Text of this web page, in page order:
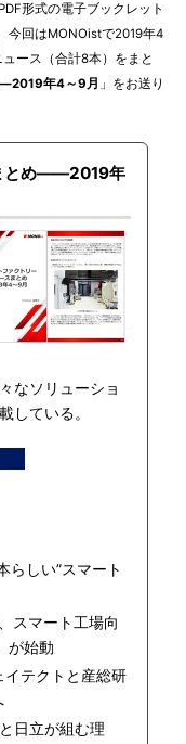
形式の電子ブックレット
今回はMONOistで2019年4
ース（合計8本）をまと
年4～9月 」をお送り
とめ――2019年
なソリューショ
している。
らしい”スマート
スマート工場向
が始動
イテクトと産総研
日立が組む理